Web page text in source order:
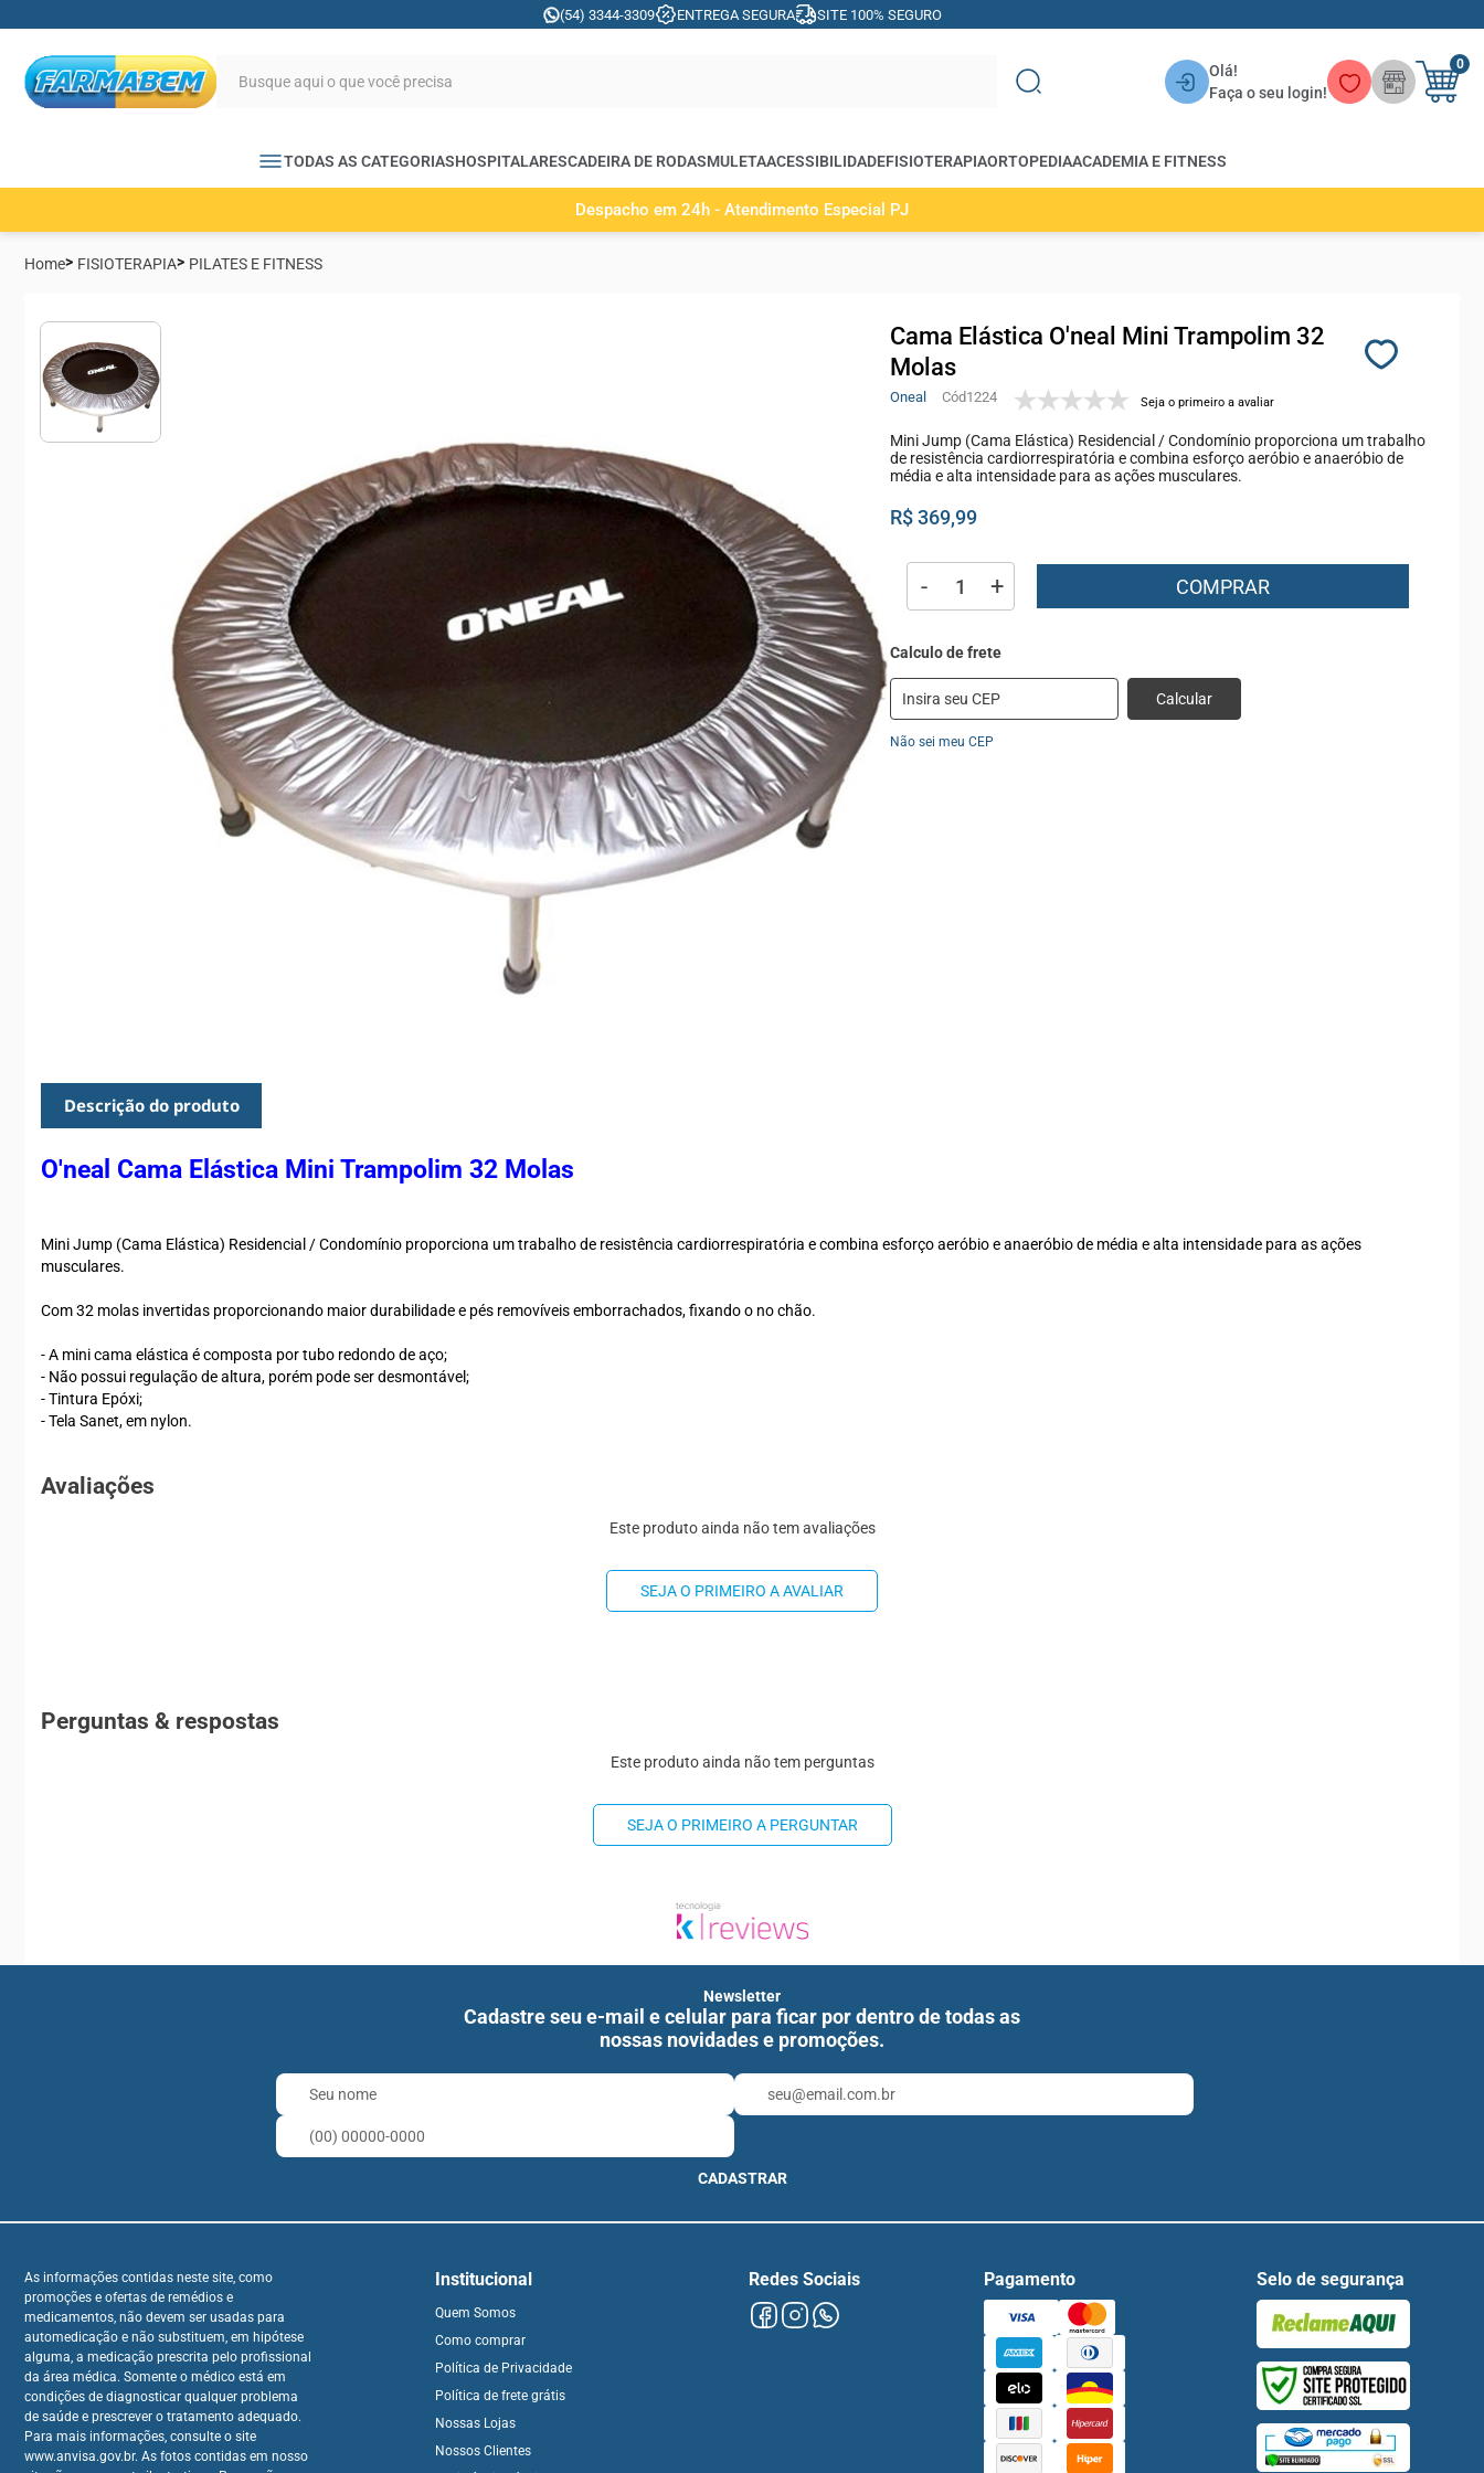
(54) 3344-3309 ENTREGA SEGURA SITE 100% SEGURO
Olá!
Faça o seu login!
0
TODAS AS CATEGORIASHOSPITALARESCADEIRA DE RODASMULETAACESSIBILIDADEFISIOTERAPIAORTOPEDIAACADEMIA E FITNESS
Despacho em 24h - Atendimento Especial PJ
Home FISIOTERAPIA PILATES E FITNESS
Cama Elástica O'neal Mini Trampolim 32
Molas
Oneal 1224 Seja o primeiro a avaliar
Mini Jump (Cama Elástica) Residencial / Condomínio proporciona um trabalho
de resistência cardiorrespiratória e combina esforço aeróbio e anaeróbio de
média e alta intensidade para as ações musculares.
R$ 369,99
- + COMPRAR
Calcular
Não sei meu CEP
Descrição do produto
O'neal Cama Elástica Mini Trampolim 32 Molas
Mini Jump (Cama Elástica) Residencial / Condomínio proporciona um trabalho de resistência cardiorrespiratória e combina esforço aeróbio e anaeróbio de média e alta intensidade para as ações
musculares.
Com 32 molas invertidas proporcionando maior durabilidade e pés removíveis emborrachados, fixando o no chão.
- A mini cama elástica é composta por tubo redondo de aço;
- Não possui regulação de altura, porém pode ser desmontável;
- Tintura Epóxi;
- Tela Sanet, em nylon.
Avaliações
Este produto ainda não tem avaliações
SEJA O PRIMEIRO A AVALIAR
Perguntas & respostas
Este produto ainda não tem perguntas
SEJA O PRIMEIRO A PERGUNTAR
Newsletter
Cadastre seu e-mail e celular para ficar por dentro de todas as
nossas novidades e promoções.
CADASTRAR
As informações contidas neste site, como
promoções e ofertas de remédios e
medicamentos, não devem ser usadas para
automedicação e não substituem, em hipótese
alguma, a medicação prescrita pelo profissional
da área médica. Somente o médico está em
condições de diagnosticar qualquer problema
de saúde e prescrever o tratamento adequado.
Para mais informações, consulte o site
www.anvisa.gov.br. As fotos contidas em nosso
Institucional
Quem Somos
Como comprar
Política de Privacidade
Política de frete grátis
Nossas Lojas
Nossos Clientes
Redes Sociais Pagamento Selo de segurança